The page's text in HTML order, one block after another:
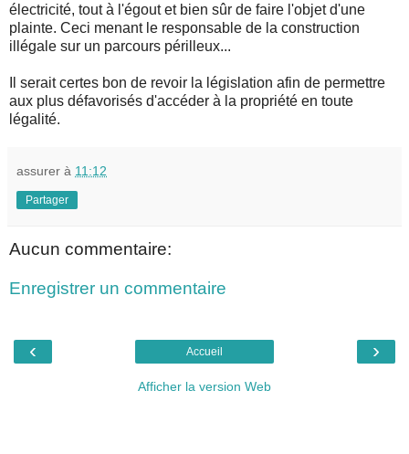
électricité, tout à l'égout et bien sûr de faire l'objet d'une
plainte. Ceci menant le responsable de la construction
illégale sur un parcours périlleux...
Il serait certes bon de revoir la législation afin de permettre
aux plus défavorisés d'accéder à la propriété en toute
légalité.
assurer à 11:12
Partager
Aucun commentaire:
Enregistrer un commentaire
‹ ›
Accueil
Afficher la version Web